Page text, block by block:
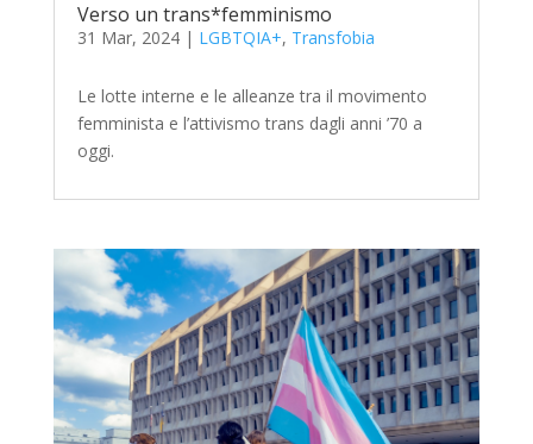
Verso un trans*femminismo
31 Mar, 2024| LGBTQIA+, Transfobia
Le lotte interne e le alleanze tra il movimento
femminista e l’attivismo trans dagli anni ’70 a
oggi.